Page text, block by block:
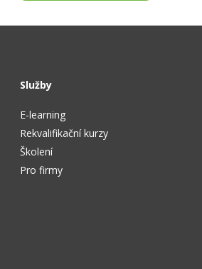
Služby
E-learning
Rekvalifikační kurzy
Školení
Pro firmy